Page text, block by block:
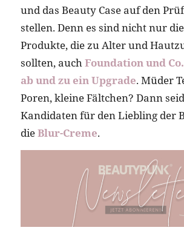
und das Beauty Case auf den
stellen. Denn es sind nicht nur
Produkte, die zu Alter und
sollten, auchFoundation und
ab und zu ein Upgrade. Müder
Poren, kleine Fältchen? Dann
Kandidaten für den Liebling der
dieBlur-Creme.